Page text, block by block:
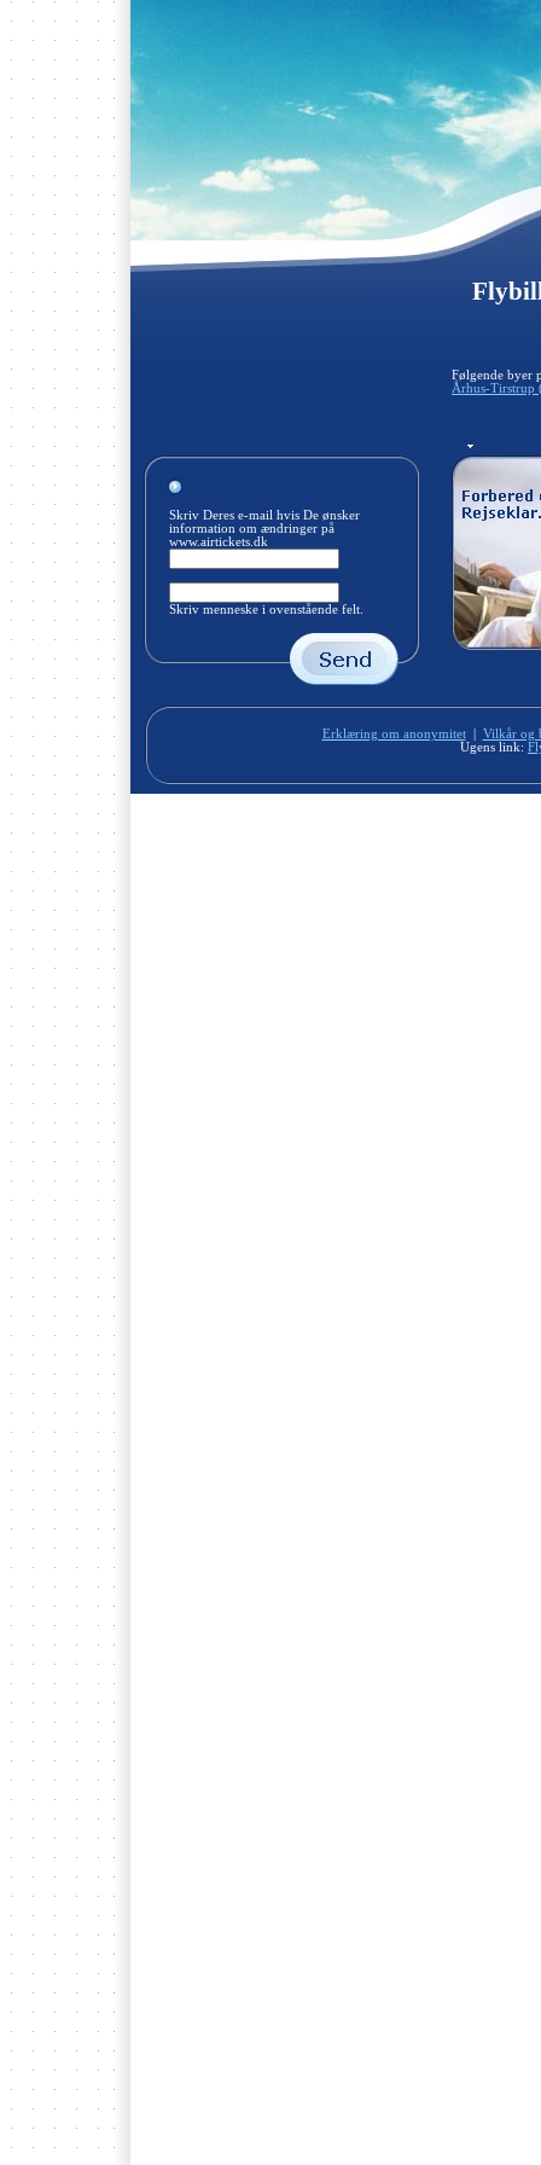
Følgende byer
Århus-Tirstrup
Skriv Deres e-mail hvis De ønsker
information om ændringer på
www.airtickets.dk
Skriv menneske i ovenstående felt.
Erklæring om anonymitet| Vilkår og
Ugens link: